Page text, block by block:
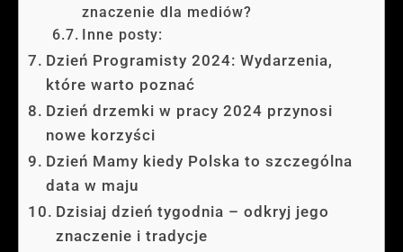
znaczenie dla mediów?
Inne posty:
Dzień Programisty 2024: Wydarzenia,
które warto poznać
Dzień drzemki w pracy 2024 przynosi
nowe korzyści
Dzień Mamy kiedy Polska to szczególna
data w maju
Dzisiaj dzień tygodnia – odkryj jego
znaczenie i tradycje